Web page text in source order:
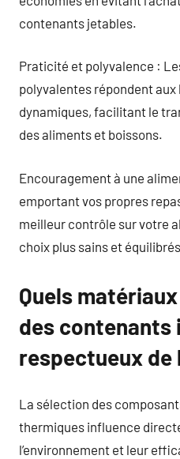
contenants jetables.
Praticité et polyvalence :
polyvalentes répondent aux
dynamiques, facilitant le
des aliments et boissons.
Encouragement à une
emportant vos propres
meilleur contrôle sur votre
choix plus sains et
Quels
des contenants
respectueux de
La sélection des
thermiques influence
l’environnement et leur